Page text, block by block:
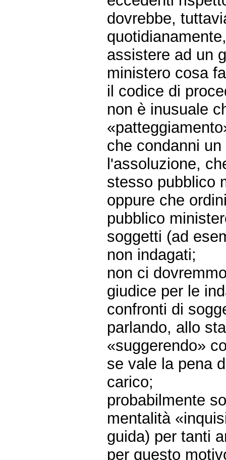
dovrebbe,
assistere ad un
ministero cosa
il codice di
non è inusuale
che condanni
l'assoluzione,
stesso pubblico
oppure che
pubblico
soggetti (ad
non indagati;
non ci
giudice per le
confronti di
parlando, allo
«suggerendo»
se vale la pena
carico;
probabilmente
mentalità
guida) per tanti
per questo